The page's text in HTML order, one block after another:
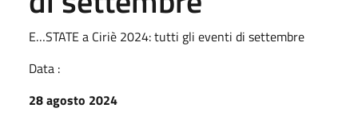
E…STATE a Ciriè 2024: tutti gli eventi di settembre
Data :
28 agosto 2024